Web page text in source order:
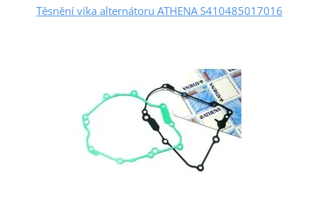
Těsnění víka alternátoru ATHENA S410485017016